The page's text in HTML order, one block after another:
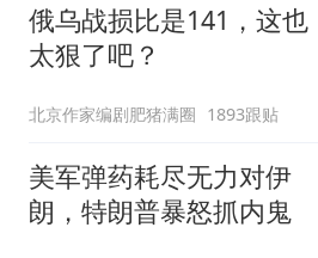
俄乌战损比是141，这也
太狠了吧？
北京作家编剧肥猪满圈 1893跟贴
美军弹药耗尽无力对伊
朗，特朗普暴怒抓内鬼